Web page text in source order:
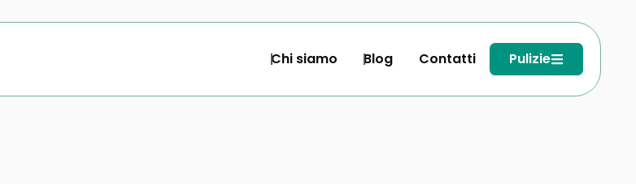
Chi siamo Blog Contatti Pulizie